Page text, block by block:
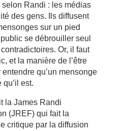
Randi : les médias
des gens. Ils diffusent
sur un pied
se débrouiller seul
Or, il faut
et la manière de l’être
qu’un mensonge
est.
la James Randi
(JREF) qui fait la
critique par la diffusion